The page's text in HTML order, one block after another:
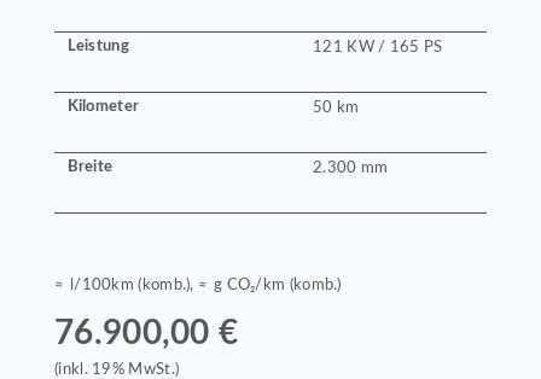
Leistung 121 KW / 165 PS
Kilometer 50 km
Breite 2.300 mm
≈ l/100km (komb.), ≈ g CO₂/km (komb.)
76.900,00 €
(inkl. 19% MwSt.)